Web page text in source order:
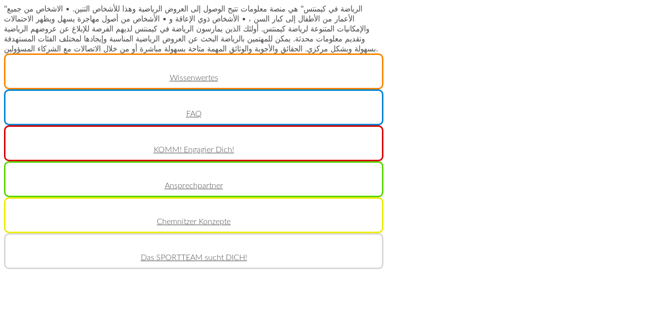
"الرياضة في كيمنتس" هي منصة معلومات تتيح الوصول إلى العروض الرياضية وهذا للأشخاص التنين. • الاشخاص من جميع
الأعمار من الأطفال إلى كبار السن ، • الأشخاص ذوي الإعاقة و • الأشخاص من أصول مهاجرة يسهل ويظهر الاحتمالات
والإمكانيات المتنوعة لرياضة كيمنتس. أولئك الذين يمارسون الرياضة في كيمنتس لديهم الفرصة للإبلاغ عن عروضهم الرياضية
وتقديم معلومات محدثة. يمكن للمهتمين بالرياضة البحث عن العروض الرياضية المناسبة وإيجادها لمختلف الفئات المستهدفة
بسهولة وبشكل مركزي. الحقائق والأجوبة والوثائق المهمة متاحة بسهولة مباشرة أو من خلال الاتصالات مع الشركاء المسؤولين.
Wissenwertes
FAQ
KOMM! Engagier Dich!
Ansprechpartner
Chemnitzer Konzepte
Das SPORTTEAM sucht DICH!